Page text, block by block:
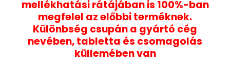
mellékhatási rátájában is 100%-ban
megfelel az előbbi terméknek.
Különbség csupán a gyártó cég
nevében, tabletta és csomagolás
küllemében van